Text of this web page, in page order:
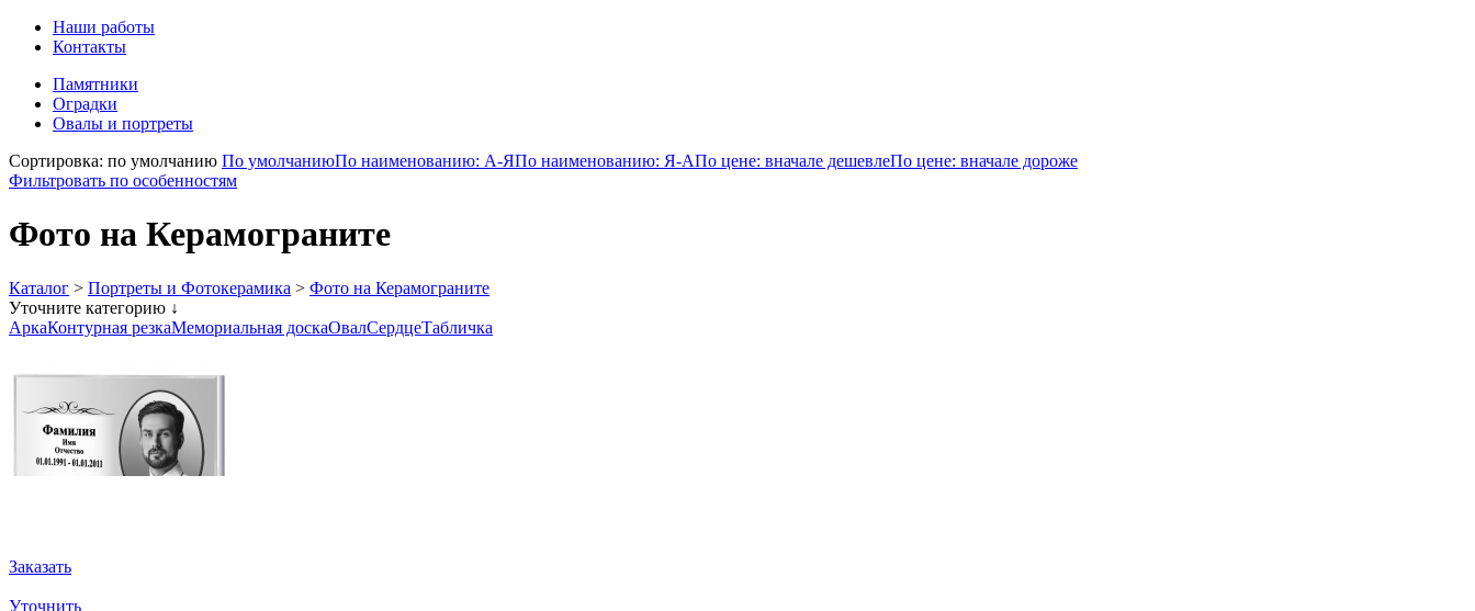
Наши работы
Контакты
Памятники
Оградки
Овалы и портреты
Сортировка: по умолчанию По умолчаниюПо наименованию: А-ЯПо наименованию: Я-АПо цене: вначале дешевлеПо цене: вначале дороже
Фильтровать по особенностям
Фото на Керамограните
Каталог > Портреты и Фотокерамика > Фото на Керамограните
Уточните категорию ↓
АркаКонтурная резкаМемориальная доскаОвалСердцеТабличка
Заказать
Уточнить